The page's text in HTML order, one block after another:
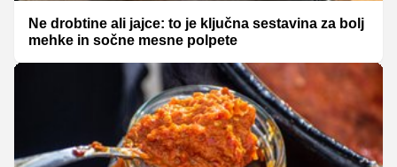
Ne drobtine ali jajce: to je ključna sestavina za bolj
mehke in sočne mesne polpete